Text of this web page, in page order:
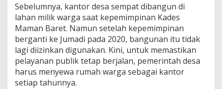
d
i
R
u
m
a
h
W
a
Sebelumnya, kantor desa sempat dibangun di
lahan milik warga saat kepemimpinan Kades
Maman Baret. Namun setelah kepemimpinan
berganti ke Jumadi pada 2020, bangunan itu tidak
lagi diizinkan digunakan. Kini, untuk memastikan
pelayanan publik tetap berjalan, pemerintah desa
harus menyewa rumah warga sebagai kantor
setiap tahunnya.